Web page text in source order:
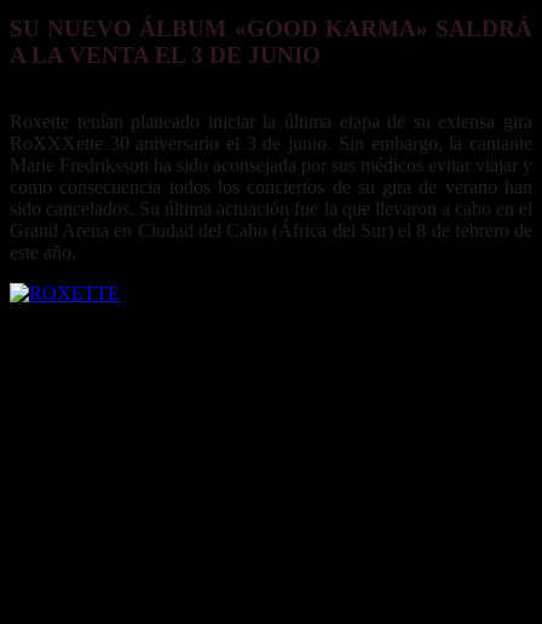
SU NUEVO ÁLBUM «GOOD KARMA» SALDRÁ
A LA VENTA EL 3 DE JUNIO
Roxette tenían planeado iniciar la última etapa de su extensa gira
RoXXXette 30 aniversario el 3 de junio. Sin embargo, la cantante
Marie Fredriksson ha sido aconsejada por sus médicos evitar viajar y
como consecuencia todos los conciertos de su gira de verano han
sido cancelados. Su última actuación fue la que llevaron a cabo en el
Grand Arena en Ciudad del Cabo (África del Sur) el 8 de febrero de
este año.